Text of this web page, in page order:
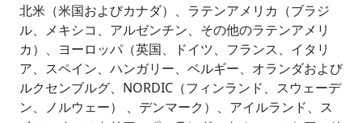
北米（米国およびカナダ）、ラテンアメリカ（ブラジ
ル、メキシコ、アルゼンチン、その他のラテンアメリ
カ）、ヨーロッパ（英国、ドイツ、フランス、イタリ
ア、スペイン、ハンガリー、ベルギー、オランダおよび
ルクセンブルグ、NORDIC（フィンランド、スウェーデ
ン、ノルウェー） 、デンマーク）、アイルランド、ス